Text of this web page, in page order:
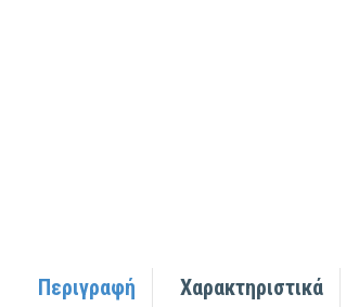
Περιγραφή Χαρακτηριστικά